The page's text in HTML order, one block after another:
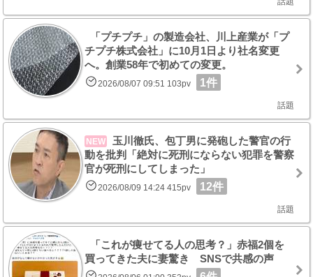
「プチプチ」の製造会社、川上産業が「プ
チプチ株式会社」に10月1日より社名変更
へ。創業58年で初めての変更。
2026/08/07 09:51 103pv 1件
話題
NEW
玉川徹氏、包丁男に発砲した警官の行
動を批判「絶対に死刑にならない犯罪を警察
官が死刑にしてしまった」
2026/08/09 14:24 415pv 12件
話題
「これが痩せてる人の思考？」赤福2個を
買ってきた夫に妻驚き SNSで共感の声